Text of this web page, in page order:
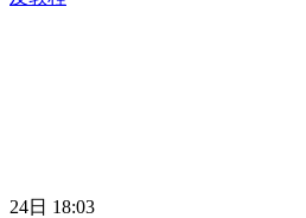
24日 18:03